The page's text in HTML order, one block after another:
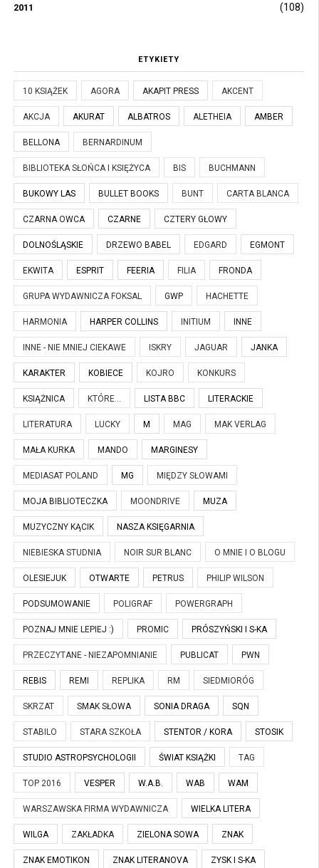
2011 (108)
ETYKIETY
10 KSIĄŻEK AGORA AKAPIT PRESS AKCENT
AKCJA AKURAT ALBATROS ALETHEIA AMBER
BELLONA BERNARDINUM
BIBLIOTEKA SŁOŃCA I KSIĘŻYCA BIS BUCHMANN
BUKOWY LAS BULLET BOOKS BUNT CARTA BLANCA
CZARNA OWCA CZARNE CZTERY GŁOWY
DOLNOŚLĄSKIE DRZEWO BABEL EDGARD EGMONT
EKWITA ESPRIT FEERIA FILIA FRONDA
GRUPA WYDAWNICZA FOKSAL GWP HACHETTE
HARMONIA HARPER COLLINS INITIUM INNE
INNE - NIE MNIEJ CIEKAWE ISKRY JAGUAR JANKA
KARAKTER KOBIECE KOJRO KONKURS
KSIĄŻNICA KTÓRE... LISTA BBC LITERACKIE
LITERATURA LUCKY M MAG MAK VERLAG
MAŁA KURKA MANDO MARGINESY
MEDIASAT POLAND MG MIĘDZY SŁOWAMI
MOJA BIBLIOTECZKA MOONDRIVE MUZA
MUZYCZNY KĄCIK NASZA KSIĘGARNIA
NIEBIESKA STUDNIA NOIR SUR BLANC O MNIE I O BLOGU
OLESIEJUK OTWARTE PETRUS PHILIP WILSON
PODSUMOWANIE POLIGRAF POWERGRAPH
POZNAJ MNIE LEPIEJ :) PROMIC PRÓSZYŃSKI I S-KA
PRZECZYTANE - NIEZAPOMNIANIE PUBLICAT PWN
REBIS REMI REPLIKA RM SIEDMIORÓG
SKRZAT SMAK SŁOWA SONIA DRAGA SQN
STABILO STARA SZKOŁA STENTOR / KORA STOSIK
STUDIO ASTROPSYCHOLOGII ŚWIAT KSIĄŻKI TAG
TOP 2016 VESPER W.A.B. WAB WAM
WARSZAWSKA FIRMA WYDAWNICZA WIELKA LITERA
WILGA ZAKŁADKA ZIELONA SOWA ZNAK
ZNAK EMOTIKON ZNAK LITERANOVA ZYSK I S-KA